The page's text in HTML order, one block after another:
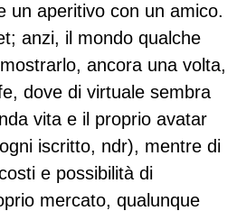
un aperitivo con un amico.
anzi, il mondo qualche
ancora una volta,
dove di virtuale sembra
vita e il proprio avatar
iscritto, ndr), mentre di
e possibilità di
mercato, qualunque